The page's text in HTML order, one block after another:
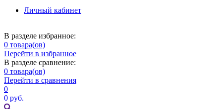
Личный кабинет
В разделе избранное:
0 товара(ов)
Перейти в избранное
В разделе сравнение:
0 товара(ов)
Перейти в сравнения
0
0 руб.